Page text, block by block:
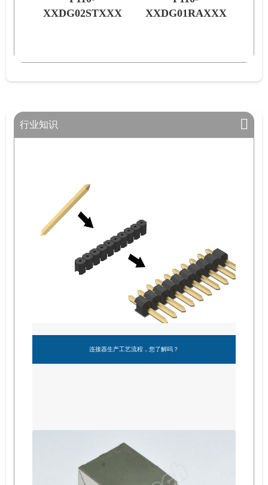
XXDG01RAXXX
XXSG02RLXXX
行业知识
连接器生产工艺流程，您了解吗？